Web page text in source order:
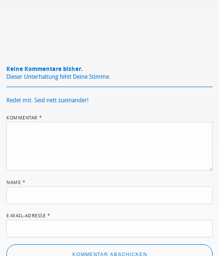
Keine Kommentare bisher.
Dieser Unterhaltung fehlt Deine Stimme.
Redet mit. Seid nett zueinander!
KOMMENTAR*
NAME *
E-MAIL-ADRESSE *